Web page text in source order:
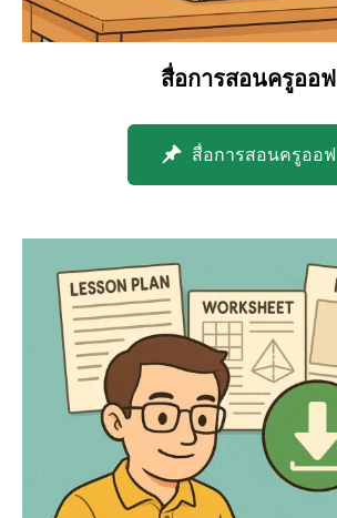
สื่อการสอนครูออฟ
สื่อการสอนครูออฟ